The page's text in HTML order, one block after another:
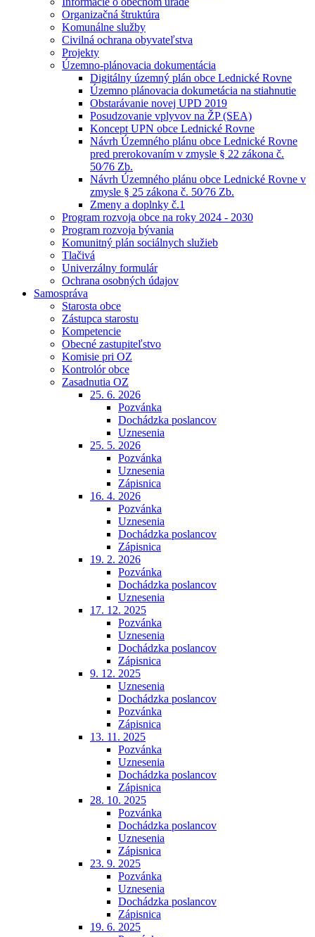
Organizačná štruktúra
Komunálne služby
Civilná ochrana obyvateľstva
Projekty
Územno-plánovacia dokumentácia
Digitálny územný plán obce Lednické Rovne
Územno plánovacia dokumetácia na stiahnutie
Obstarávanie novej UPD 2019
Posudzovanie vplyvov na ŽP (SEA)
Koncept UPN obce Lednické Rovne
Návrh Územného plánu obce Lednické Rovne
pred prerokovaním v zmysle § 22 zákona č.
50⁄76 Zb.
Návrh Územného plánu obce Lednické Rovne v
zmysle § 25 zákona č. 50⁄76 Zb.
Zmeny a doplnky č.1
Program rozvoja obce na roky 2024 - 2030
Program rozvoja bývania
Komunitný plán sociálnych služieb
Tlačivá
Univerzálny formulár
Ochrana osobných údajov
Samospráva
Starosta obce
Zástupca starostu
Kompetencie
Obecné zastupiteľstvo
Komisie pri OZ
Kontrolór obce
Zasadnutia OZ
25. 6. 2026
Pozvánka
Dochádzka poslancov
Uznesenia
25. 5. 2026
Pozvánka
Uznesenia
Zápisnica
16. 4. 2026
Pozvánka
Uznesenia
Dochádzka poslancov
Zápisnica
19. 2. 2026
Pozvánka
Dochádzka poslancov
Uznesenia
17. 12. 2025
Pozvánka
Uznesenia
Dochádzka poslancov
Zápisnica
9. 12. 2025
Uznesenia
Dochádzka poslancov
Pozvánka
Zápisnica
13. 11. 2025
Pozvánka
Uznesenia
Dochádzka poslancov
Zápisnica
28. 10. 2025
Pozvánka
Dochádzka poslancov
Uznesenia
Zápisnica
23. 9. 2025
Pozvánka
Uznesenia
Dochádzka poslancov
Zápisnica
19. 6. 2025